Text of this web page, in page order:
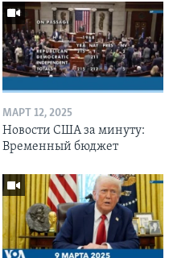
МАРТ 12, 2025
Новости США за минуту:
Временный бюджет